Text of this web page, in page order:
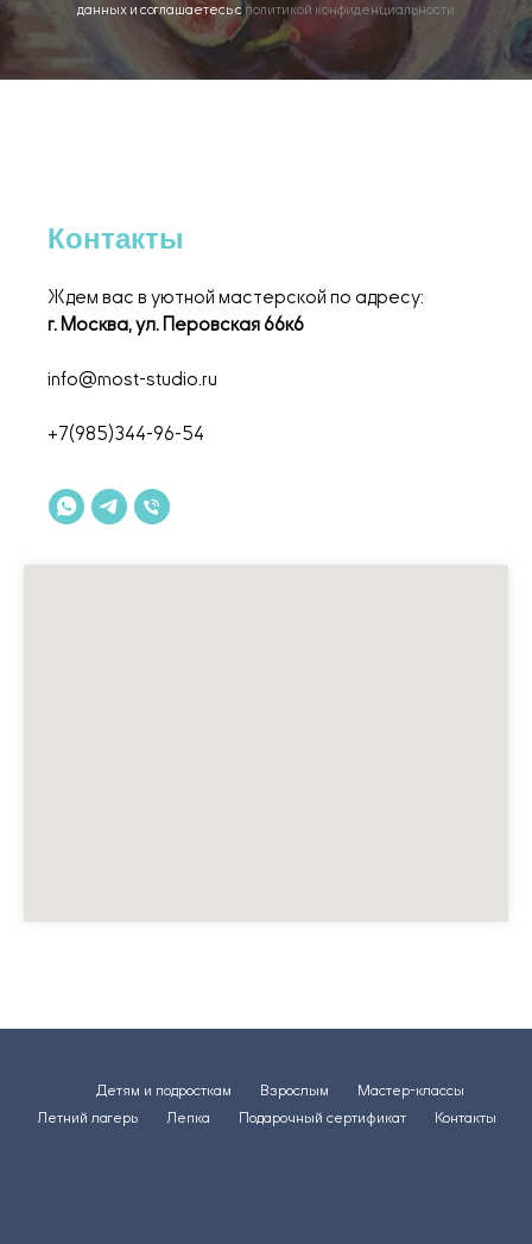
художников -преподавателей.
Все необходимые материалы и
Что входит в стоимость?
данных и соглашаетесь c политикой конфиденциальности
Контакты
Ждем вас в уютной мастерской по адресу:
г. Москва, ул. Перовская 66к6
info@most-studio.ru
+7(985)344-96-54
Детям и подросткам Взрослым
Мастер-классы
Летний лагерь
Лепка Подарочный сертификат Контакты